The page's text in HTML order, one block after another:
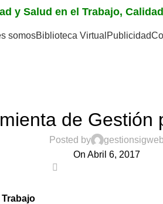
y Salud en el Trabajo,
somosBiblioteca Virtual Publicidad
de
Posted by
gestionsigweb
On Abril 6, 2017